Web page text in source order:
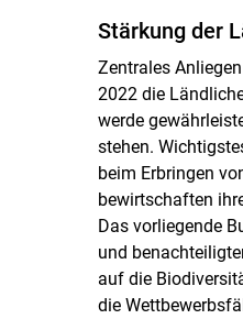
Stärkung der
Zentrales
2022 die
werde
stehen.
beim Erbringen
bewirtschaften
Das vorliegende
und
auf die
die